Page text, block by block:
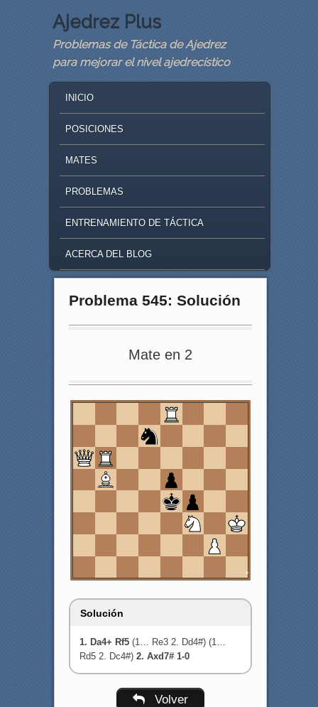
Ajedrez Plus
Problemas de Táctica de Ajedrez
para mejorar el nivel ajedrecístico
SKIP TO PRIMARY CONTENT
SKIP TO SECONDARY CONTENT
INICIO
POSICIONES
MATES
PROBLEMAS
ENTRENAMIENTO DE TÁCTICA
ACERCA DEL BLOG
Problema 545: Solución
Mate en 2
Solución
1. Da4+ Rf5(1… Re3 2. Dd4#) (1…
Rd5 2. Dc4#) 2. Axd7# 1-0
Volver